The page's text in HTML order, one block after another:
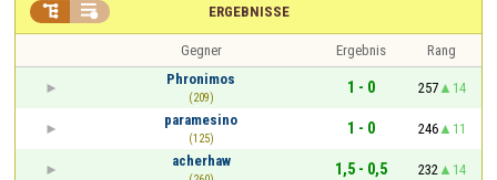
ERGEBNISSE
 
Gegner Ergebnis
Rang
Phronimos
(209)
1 - 0 257
14
paramesino
(125)
1 - 0 246
11
acherhaw
1,5 - 0,5 232
14